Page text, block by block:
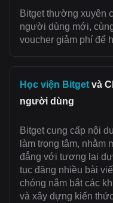
Bitget thường xuyên
người dùng mới,
voucher giảm phí để
Học viện Bitget và
người dùng
Bitget cung cấp nội
làm trọng tâm, nhằm
đẳng với tương lai
tục đăng nhiều bài
chóng nắm bắt các
và xây dựng kiến